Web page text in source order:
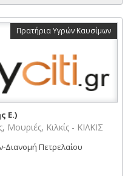
Πρατήρια Υγρών Καυσίμων
Ε.)
Μουριές, Κιλκίς - ΚΙΛΚΙΣ
Πετρελαίου